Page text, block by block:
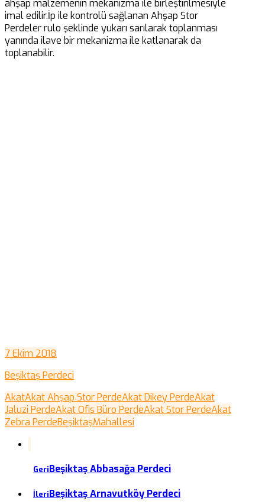
ahşap malzemenin mekanizma ile birleştirilmesiyle
imal edilir.İp ile kontrolü sağlanan Ahşap Stor
Perdeler rulo şeklinde yukarı sarılarak toplanması
yanında ilave bir mekanizma ile katlanarak da
toplanabilir.
7 Ekim 2018
Beşiktaş Perdeci
AkatAkat Ahşap Stor PerdeAkat Dikey PerdeAkat
Jaluzi PerdeAkat Ofis Büro PerdeAkat Stor PerdeAkat
Zebra PerdeBeşiktaşMahallesi
GeriBeşiktaş Abbasağa Perdeci
İleriBeşiktaş Arnavutköy Perdeci